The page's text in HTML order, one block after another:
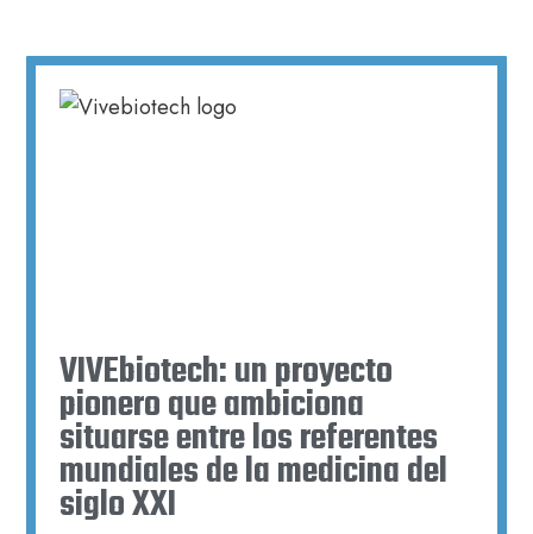
VIVEbiotech: un proyecto
pionero que ambiciona
situarse entre los referentes
mundiales de la medicina del
siglo XXI